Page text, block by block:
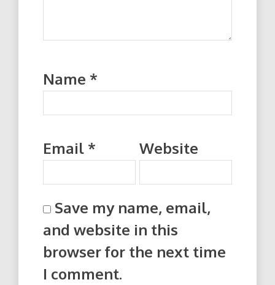
Name *
Email * Website
Save my name, email,
and website in this
browser for the next time
I comment.